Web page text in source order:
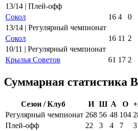
13/14 | Плей-офф
Сокол
16 4 0
13/14 | Регулярный чемпионат
Сокол
16 11 2
10/11 | Регулярный чемпионат
Крылья Советов
61 17 2
Суммарная статистика
Сезон / Клуб И Ш А О
Регулярный чемпионат 268 56 48 104
Плей-офф
22 3 4 7 3